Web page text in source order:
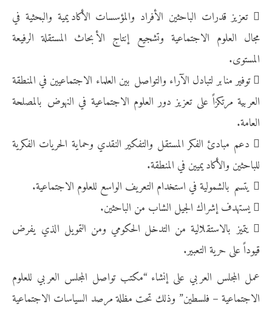
 تعزيز قدرات الباحثين الأفراد والمؤسسات الأكاديمية والبحثية في
مجال العلوم الاجتماعية وتشجيع إنتاج الأبحاث المستقلة الرفيعة
المستوى.
 توفير منابر لتبادل الآراء والتواصل بين العلماء الاجتماعيين في المنطقة
العربية مرتكزاً على تعزيز دور العلوم الاجتماعية في النهوض بالمصلحة
العامة.
 دعم مبادئ الفكر المستقل والتفكير النقدي وحماية الحريات الفكرية
للباحثين والأكاديميين في المنطقة.
 يتسم بالشمولية في استخدام التعريف الواسع للعلوم الاجتماعية.
 يستهدف إشراك الجيل الشاب من الباحثين.
 يتميز بالاستقلالية من التدخل الحكومي ومن التمويل الذي يفرض
قيوداً على حرية التعبير.
عمل المجلس العربي على إنشاء “مكتب تواصل المجلس العربي للعلوم
الاجتماعية – فلسطين” وذلك تحت مظلة مرصد السياسات الاجتماعية